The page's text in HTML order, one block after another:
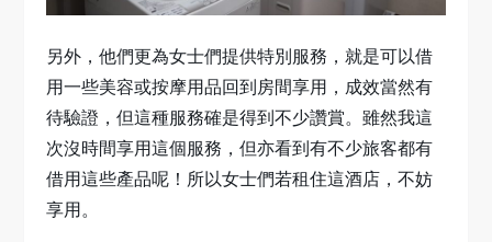
另外，他們更為女士們提供特別服務，就是可以借
用一些美容或按摩用品回到房間享用，成效當然有
待驗證，但這種服務確是得到不少讚賞。雖然我這
次沒時間享用這個服務，但亦看到有不少旅客都有
借用這些產品呢！所以女士們若租住這酒店，不妨
享用。